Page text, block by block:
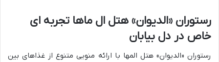
رستوران «الدیوان» هتل ال ماها تجربه ای
خاص در دل بیابان
رستوران «الدیوان» هتل المها با ارائه منویی متنوع از غذاهای بین